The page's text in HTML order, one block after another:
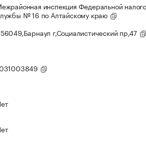
инспекция Федеральной
№ 16 по Алтайскому краю
г,Социалистический пр,47